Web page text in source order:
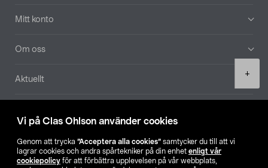
Vi på Clas Ohlson använder cookies
Genom att trycka ”Acceptera alla cookies” samtycker du till att vi
lagrar cookies och andra spårtekniker på din enhet enligt vår
cookiepolicy för att förbättra upplevelsen på vår webbplats,
+
Mitt konto
Om oss
Aktuellt
Hitta butik